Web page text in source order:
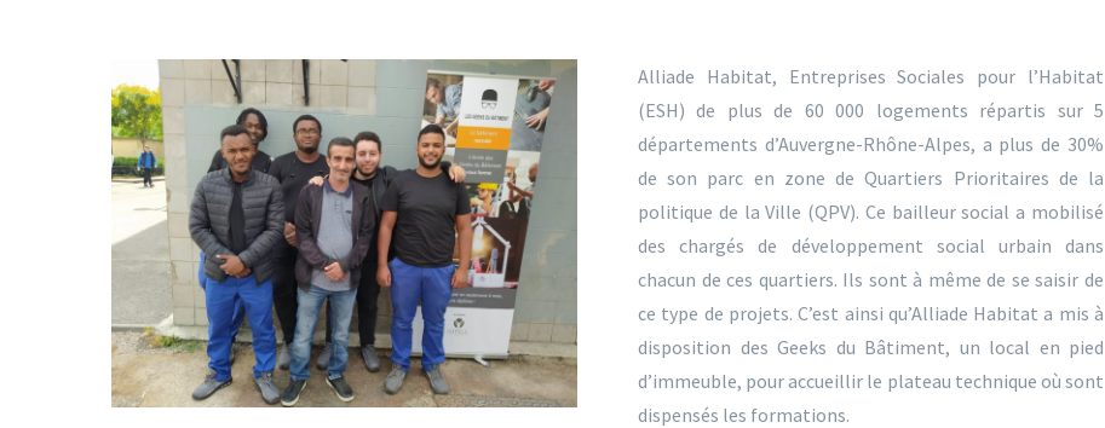
Alliade Habitat, Entreprises Sociales pour l’Habitat
(ESH) de plus de 60 000 logements répartis sur 5
départements d’Auvergne-Rhône-Alpes, a plus de 30%
de son parc en zone de Quartiers Prioritaires de la
politique de la Ville (QPV). Ce bailleur social a mobilisé
des chargés de développement social urbain dans
chacun de ces quartiers. Ils sont à même de se saisir de
ce type de projets. C’est ainsi qu’Alliade Habitat a mis à
disposition des Geeks du Bâtiment, un local en pied
d’immeuble, pour accueillir le plateau technique où sont
dispensés les formations.